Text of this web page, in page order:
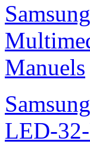
Manuels
LED-